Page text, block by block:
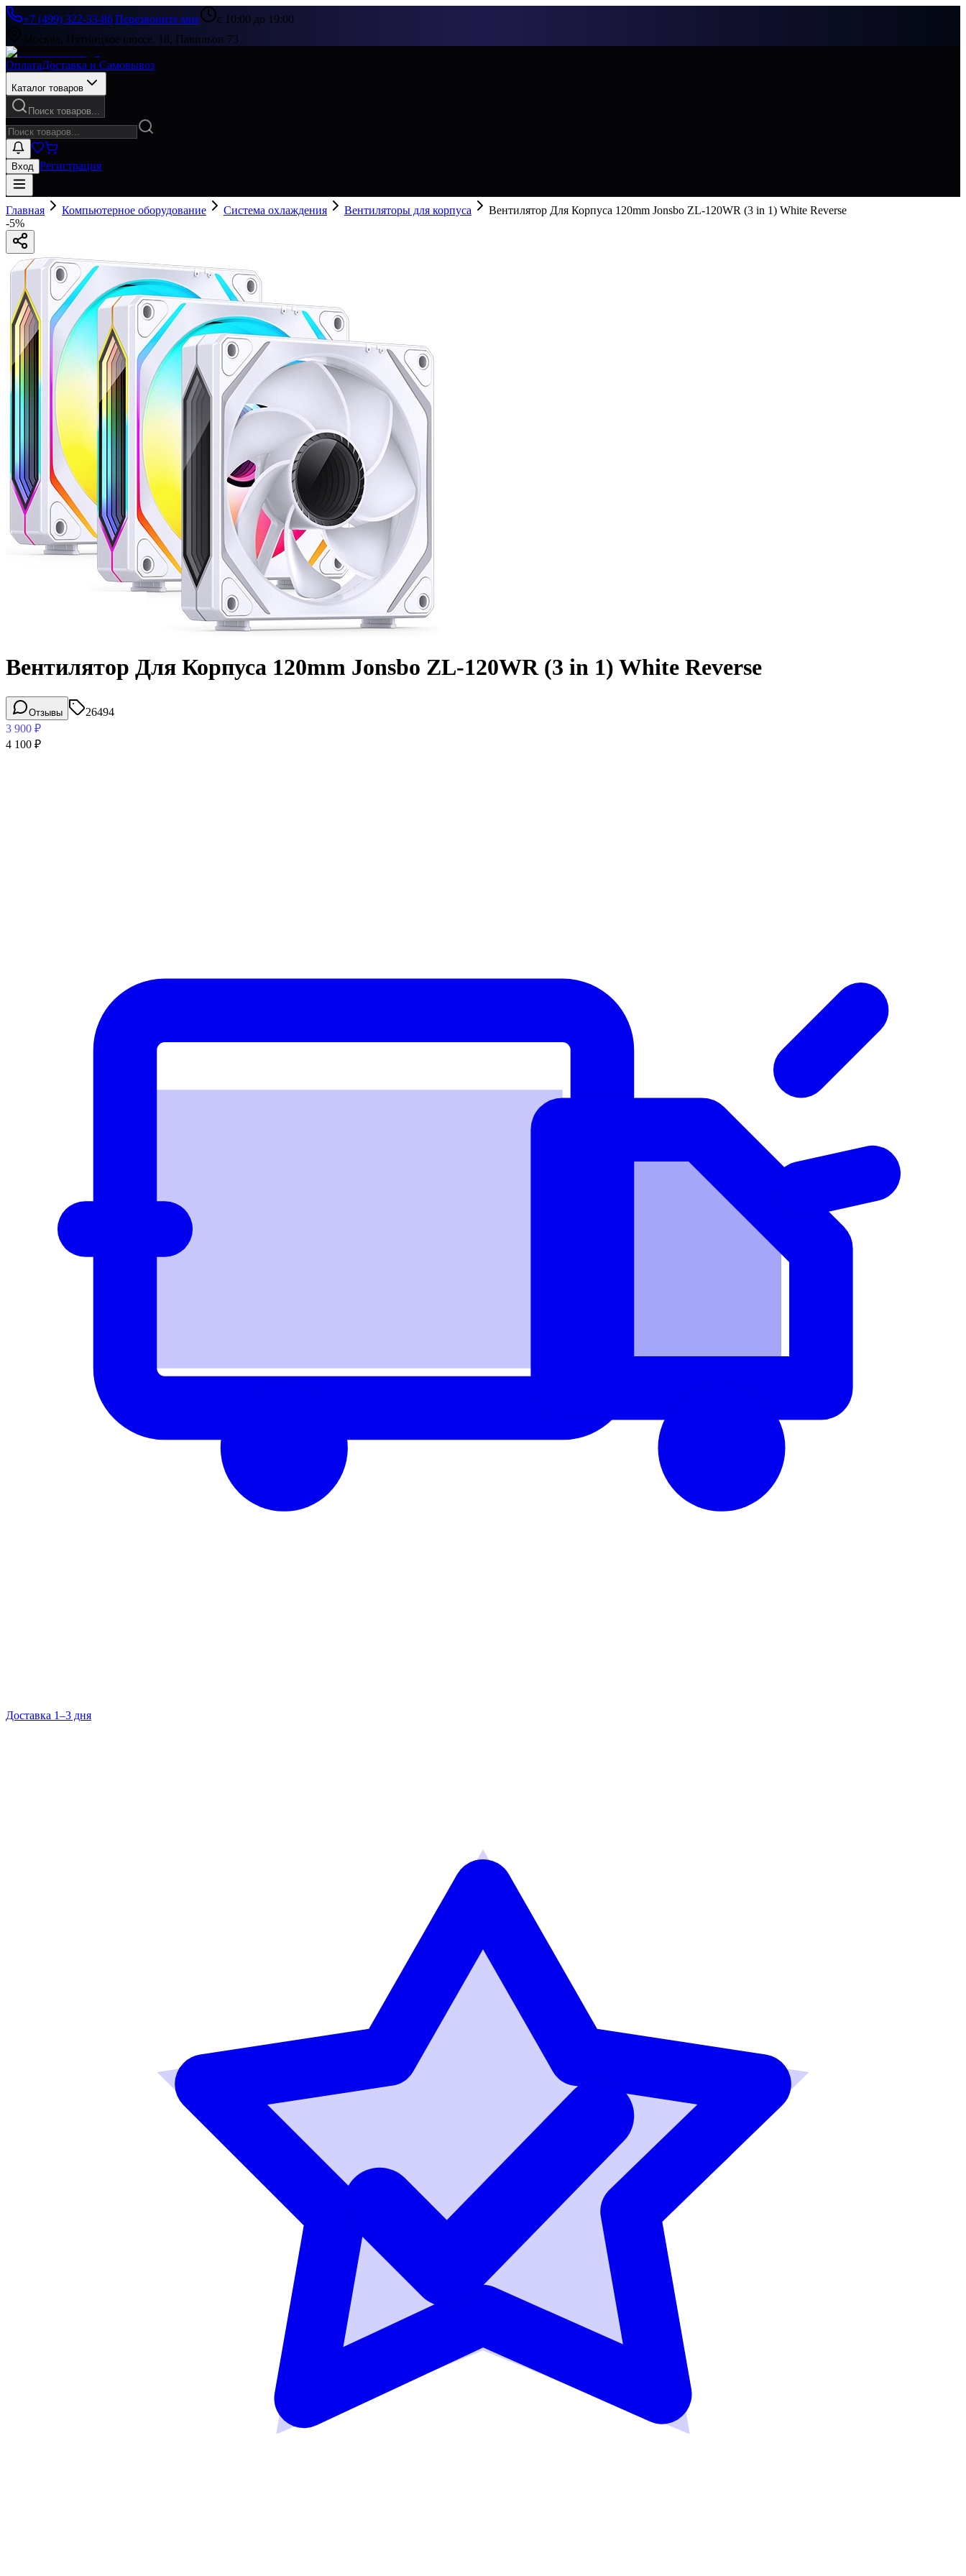
+7 (499) 322-33-86|Перезвоните мне
с 10:00 до 19:00
Москва, Пятницкое шоссе, 18, Павильон 73
ОплатаДоставка и Самовывоз
Каталог товаров
Поиск товаров...
Вход Регистрация
Главная Компьютерное оборудование Система охлаждения Вентиляторы для корпуса
Вентилятор Для Корпуса 120mm Jonsbo ZL-120WR (3 in 1) White Reverse
-5%
Вентилятор Для Корпуса 120mm Jonsbo ZL-120WR (3 in 1) White Reverse
Отзывы
26494
3 900 ₽
4 100 ₽
Доставка 1–3 дня